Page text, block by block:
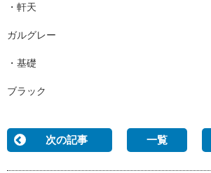
・軒天
ガルグレー
・基礎
ブラック
次の記事 一覧